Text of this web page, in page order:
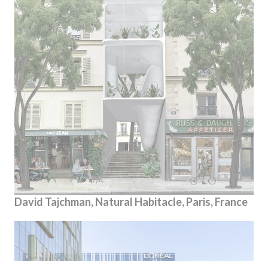
David Tajchman, Natural Habitacle, Paris, France